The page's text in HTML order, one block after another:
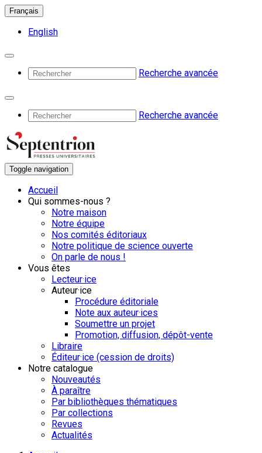
Français
English
Recherche avancée
Recherche avancée
Toggle navigation
Accueil
Qui sommes-nous ?
Notre maison
Notre équipe
Nos comités éditoriaux
Notre politique de science ouverte
On parle de nous !
Vous êtes
Lecteur·ice
Auteur·ice
Procédure éditoriale
Note aux auteur·ices
Soumettre un projet
Promotion, diffusion, dépôt-vente
Libraire
Éditeur·ice (cession de droits)
Notre catalogue
Nouveautés
À paraître
Par bibliothèques thématiques
Par collections
Revues
Actualités